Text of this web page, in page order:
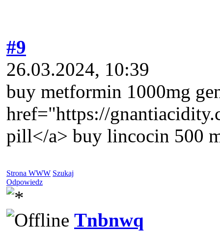
#9
26.03.2024, 10:39
buy metformin 1000mg
href="https://
pill</a> buy lincocin 500
Strona WWW Szukaj
Odpowiedz
Tnbnwq